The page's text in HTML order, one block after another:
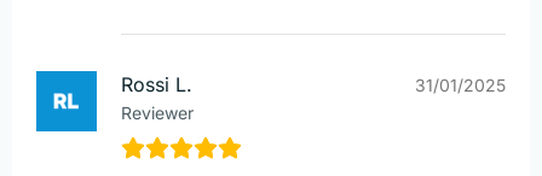
Rossi L.
Reviewer
31/01/2025